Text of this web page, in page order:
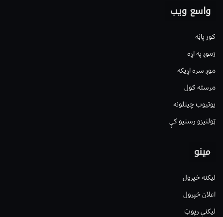
واسع ویب
کور پاڼه
زموږ په اړه
موږ سره اړیکه
مرسته کول
یوتیوب چینلونه
ټولنیزو رسنیو کې
مینو
لیکنه خپرول
اعلان خپرول
لیکنې رپوټ